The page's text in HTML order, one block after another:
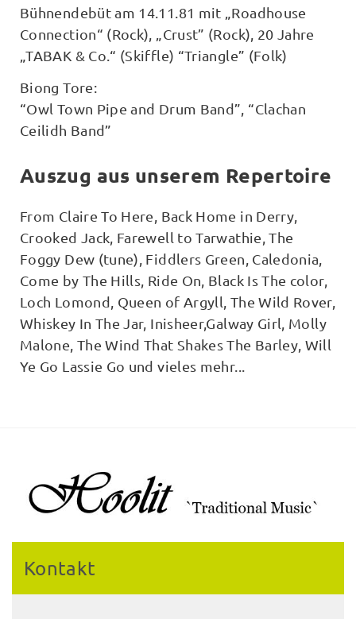
Bühnendebüt am 14.11.81 mit „Roadhouse
Connection“ (Rock), „Crust” (Rock), 20 Jahre
„TABAK & Co.“ (Skiffle) “Triangle” (Folk)
Biong Tore:
“Owl Town Pipe and Drum Band”, “Clachan
Ceilidh Band”
Auszug aus unserem Repertoire
From Claire To Here, Back Home in Derry,
Crooked Jack, Farewell to Tarwathie, The
Foggy Dew (tune), Fiddlers Green, Caledonia,
Come by The Hills, Ride On, Black Is The color,
Loch Lomond, Queen of Argyll, The Wild Rover,
Whiskey In The Jar, Inisheer,Galway Girl, Molly
Malone, The Wind That Shakes The Barley, Will
Ye Go Lassie Go und vieles mehr...
Kontakt